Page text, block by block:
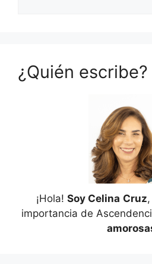
¿Quién escribe?
¡Hola! Soy Celina Cruz
importancia de